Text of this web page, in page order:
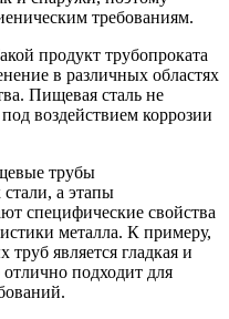
требованиям.
продукт трубопроката
в различных областях
Пищевая сталь не
воздействием коррозии
трубы
а этапы
специфические свойства
металла. К примеру,
является гладкая и
отлично подходит для